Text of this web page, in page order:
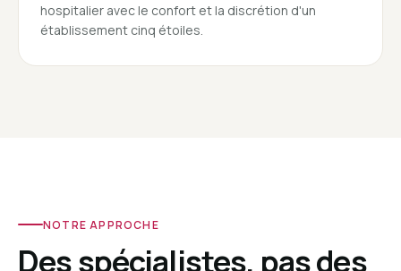
hospitalier avec le confort et la discrétion d'un
établissement cinq étoiles.
NOTRE APPROCHE
Des spécialistes, pas des